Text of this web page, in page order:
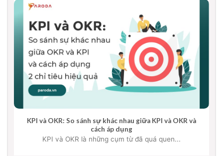
KPI và OKR: So sánh sự khác nhau giữa KPI và OKR và
cách áp dụng
KPI và OKR là những cụm từ đã quá quen...